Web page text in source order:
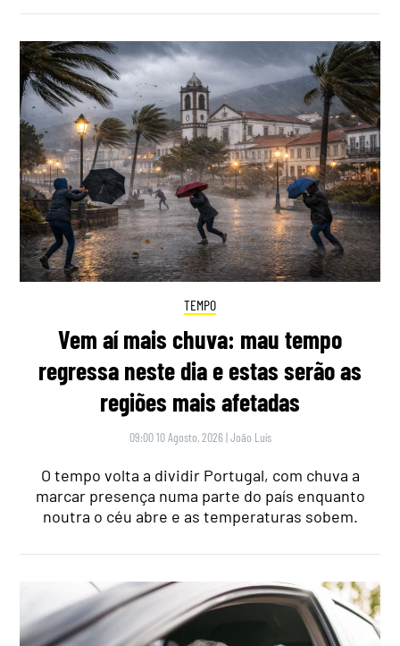
TEMPO
Vem aí mais chuva: mau tempo
regressa neste dia e estas serão as
regiões mais afetadas
09:00 10 Agosto, 2026 |João Luís
O tempo volta a dividir Portugal, com chuva a
marcar presença numa parte do país enquanto
noutra o céu abre e as temperaturas sobem.